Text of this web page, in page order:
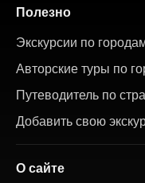
Полезно
Экскурсии по
Авторские туры по
Путеводитель по
Добавить свою
О сайте